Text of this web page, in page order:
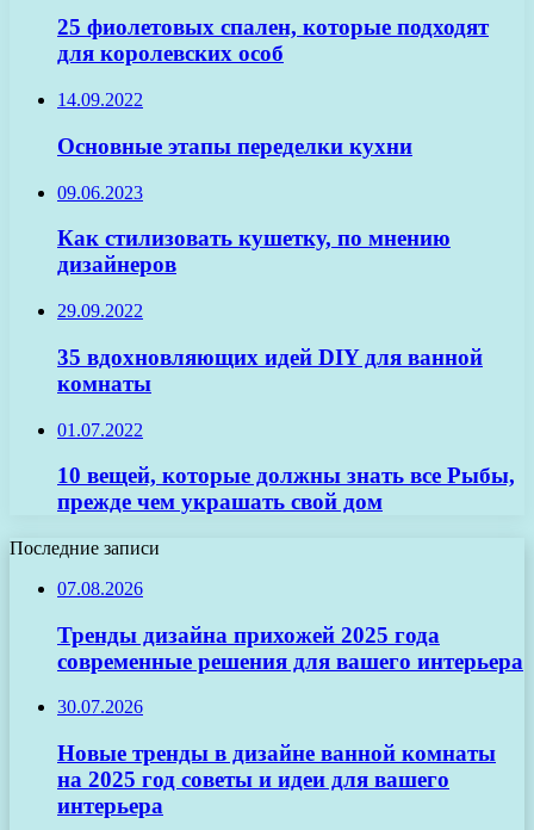
25 фиолетовых спален, которые подходят
для королевских особ
14.09.2022
Основные этапы переделки кухни
09.06.2023
Как стилизовать кушетку, по мнению
дизайнеров
29.09.2022
35 вдохновляющих идей DIY для ванной
комнаты
01.07.2022
10 вещей, которые должны знать все Рыбы,
прежде чем украшать свой дом
Последние записи
07.08.2026
Тренды дизайна прихожей 2025 года
современные решения для вашего интерьера
30.07.2026
Новые тренды в дизайне ванной комнаты
на 2025 год советы и идеи для вашего
интерьера